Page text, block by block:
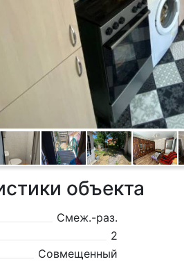
объекта
Смеж.-раз.
2
Совмещенный